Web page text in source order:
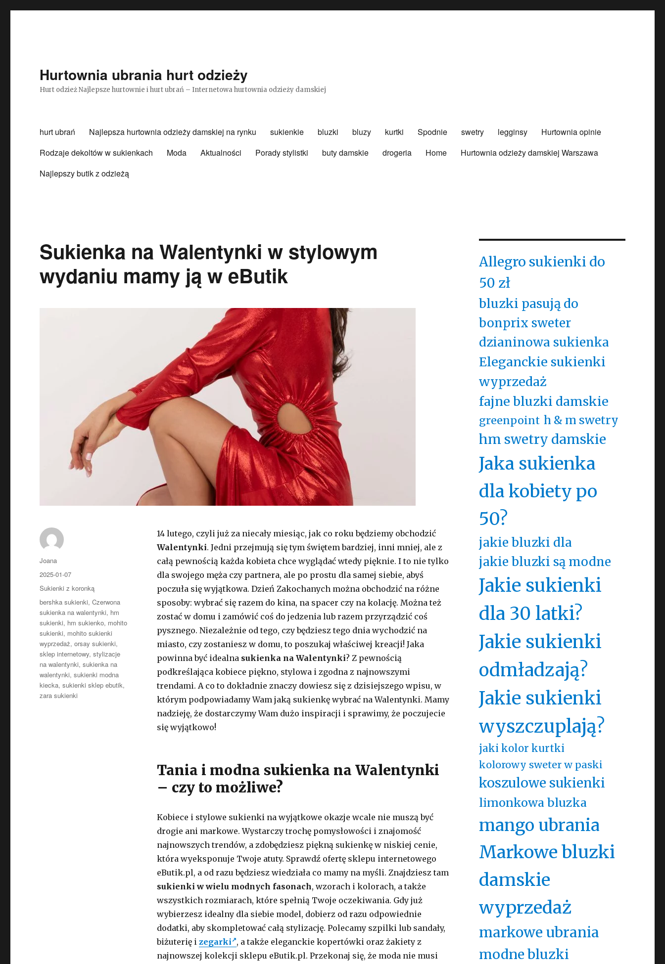
Hurtownia ubrania hurt odzieży
Hurt odzież Najlepsze hurtownie i hurt ubrań – Internetowa hurtownia odzieży damskiej
hurt ubrań Najlepsza hurtownia odzieży damskiej na rynku sukienkie bluzki bluzy kurtki Spodnie swetry legginsy
Hurtownia opinie
Rodzaje dekoltów w sukienkach
Moda Aktualności Porady stylistki buty damskie drogeria Home
Hurtownia odzieży damskiej Warszawa
Najlepszy butik z odzieżą
Sukienka na Walentynki w stylowym
wydaniu mamy ją w eButik
14 lutego, czyli już za niecały miesiąc, jak co roku będziemy obchodzić
Walentynki. Jedni przejmują się tym świętem bardziej, inni mniej, ale z
całą pewnością każda kobieta chce wyglądać wtedy pięknie. I to nie tylko
dla swojego męża czy partnera, ale po prostu dla samej siebie, abyś
poczuła się wyjątkowa. Dzień Zakochanych można obchodzić na różne
sposoby: wybrać się razem do kina, na spacer czy na kolację. Można też
zostać w domu i zamówić coś do jedzenia lub razem przyrządzić coś
pysznego. Niezależnie od tego, czy będziesz tego dnia wychodzić na
miasto, czy zostaniesz w domu, to poszukaj właściwej kreacji! Jaka
powinna być idealna sukienka na Walentynki? Z pewnością
podkreślająca kobiece piękno, stylowa i zgodna z najnowszymi
trendami. A co to dokładnie znaczy dowiesz się z dzisiejszego wpisu, w
którym podpowiadamy Wam jaką sukienkę wybrać na Walentynki. Mamy
nadzieję, że dostarczymy Wam dużo inspiracji i sprawimy, że poczujecie
się wyjątkowo!
Tania i modna sukienka na Walentynki
– czy to możliwe?
Kobiece i stylowe sukienki na wyjątkowe okazje wcale nie muszą być
drogie ani markowe. Wystarczy trochę pomysłowości i znajomość
najnowszych trendów, a zdobędziesz piękną sukienkę w niskiej cenie,
która wyeksponuje Twoje atuty. Sprawdź ofertę sklepu internetowego
eButik.pl, a od razu będziesz wiedziała co mamy na myśli. Znajdziesz tam
sukienki w wielu modnych fasonach, wzorach i kolorach, a także
wszystkich rozmiarach, które spełnią Twoje oczekiwania. Gdy już
wybierzesz idealny dla siebie model, dobierz od razu odpowiednie
dodatki, aby skompletować całą stylizację. Polecamy szpilki lub sandały,
biżuterię i zegarki , a także eleganckie kopertówki oraz żakiety z
najnowszej kolekcji sklepu eButik.pl. Przekonaj się, że moda nie musi
Autor
Joana
Opublikowano
2025-01-07
Kategorie
Sukienki z koronką
Tagi
bershka sukienki,Czerwona
sukienka na walentynki, hm
sukienki, hm sukienko, mohito
sukienki, mohito sukienki
wyprzedaż,orsay sukienki,
sklep internetowy,stylizacje
na walentynki,sukienka na
walentynki,sukienki modna
kiecka,sukienki sklep ebutik,
zara sukienki
Allegro sukienki do
50 zł
bluzki pasują do
bonprix sweter
dzianinowa sukienka
Eleganckie sukienki
wyprzedaż
fajne bluzki damskie
greenpoint h & m swetry
hm swetry damskie
Jaka sukienka
dla kobiety po
50?
jakie bluzki dla
jakie bluzki są modne
Jakie sukienki
dla 30 latki?
Jakie sukienki
odmładzają?
Jakie sukienki
wyszczuplają?
jaki kolor kurtki
kolorowy sweter w paski
koszulowe sukienki
limonkowa bluzka
mango ubrania
Markowe bluzki
damskie
wyprzedaż
markowe ubrania
modne bluzki